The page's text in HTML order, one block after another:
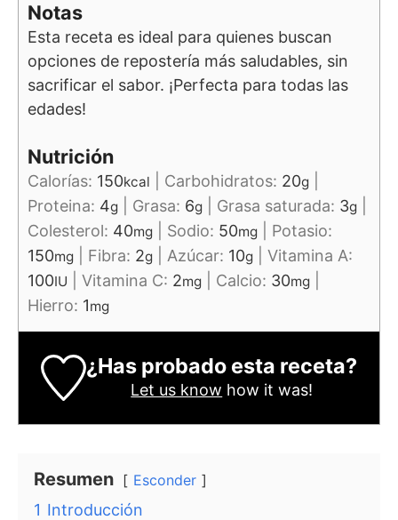
Notas
Esta receta es ideal para quienes buscan
opciones de repostería más saludables, sin
sacrificar el sabor. ¡Perfecta para todas las
edades!
Nutrición
Calorías: 150kcal Carbohidratos: 20g
Proteina: 4g Grasa: 6g Grasa saturada: 3g
Colesterol: 40mg Sodio: 50mg
Potasio:
150mg Fibra: 2g Azúcar: 10g
Vitamina A:
100IU Vitamina C: 2mg Calcio: 30mg
Hierro: 1mg
¿Has probado esta receta?
Let us know how it was!
Resumen Esconder
1 Introducción